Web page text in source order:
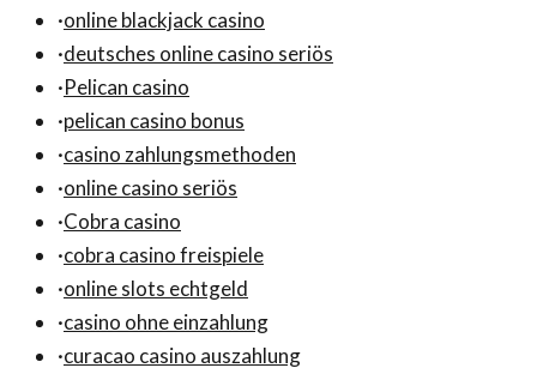
·online blackjack casino
·deutsches online casino seriös
·Pelican casino
·pelican casino bonus
·casino zahlungsmethoden
·online casino seriös
·Cobra casino
·cobra casino freispiele
·online slots echtgeld
·casino ohne einzahlung
·curacao casino auszahlung